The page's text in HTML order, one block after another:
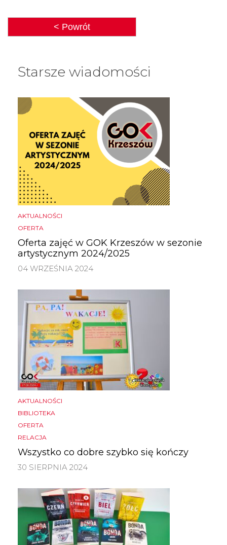
< Powrót
Starsze wiadomości
AKTUALNOŚCI
OFERTA
Oferta zajęć w GOK Krzeszów w sezonie
artystycznym 2024/2025
04 WRZEŚNIA 2024
AKTUALNOŚCI
BIBLIOTEKA
OFERTA
RELACJA
Wszystko co dobre szybko się kończy
30 SIERPNIA 2024